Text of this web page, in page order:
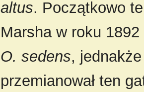
altus. Początkowo
Marsha w roku
O. sedens,
przemianował ten